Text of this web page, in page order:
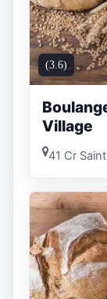
(3.6)
Village
41 Cr